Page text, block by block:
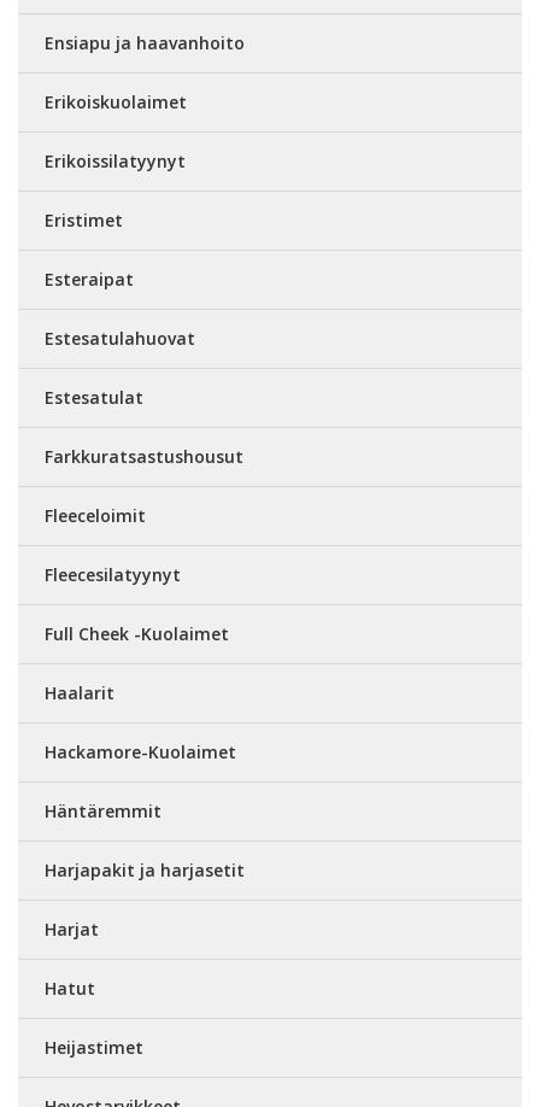
Ensiapu ja haavanhoito
Erikoiskuolaimet
Erikoissilatyynyt
Eristimet
Esteraipat
Estesatulahuovat
Estesatulat
Farkkuratsastushousut
Fleeceloimit
Fleecesilatyynyt
Full Cheek -Kuolaimet
Haalarit
Hackamore-Kuolaimet
Häntäremmit
Harjapakit ja harjasetit
Harjat
Hatut
Heijastimet